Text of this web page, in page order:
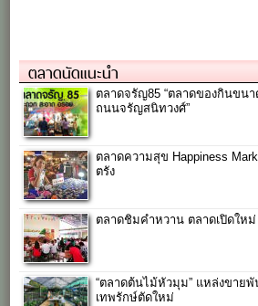
ตลาดนัดแนะนำ
ตลาดจรัญ85 “ตลาดของกินขน
ถนนจรัญสนิทวงศ์”
ตลาดความสุข Happiness
ตรัง
ตลาดชิมคำหวาน ตลาดเปิดให
“ตลาดต้นไม้หัวมุม” แหล่งขาย
เทพรักษ์ตัดใหม่